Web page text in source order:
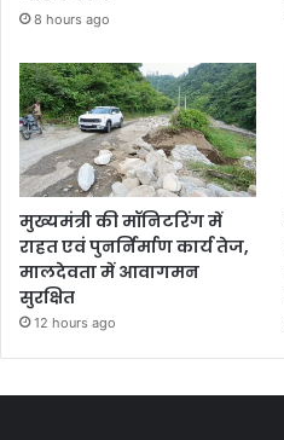
8 hours ago
मुख्यमंत्री की मॉनिटरिंग में
राहत एवं पुनर्निर्माण कार्य तेज,
मालदेवता में आवागमन
सुरक्षित
12 hours ago